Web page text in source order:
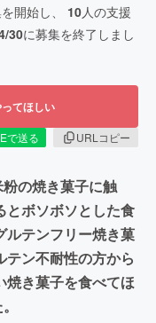
開始し、 10人の支援
30に募集を終了しまし
てほしい
で送る
URLコピー
の焼き菓子に触
とボソボソとした食
ルテンフリー焼き菓
ン不耐性の方から
焼き菓子を食べてほ